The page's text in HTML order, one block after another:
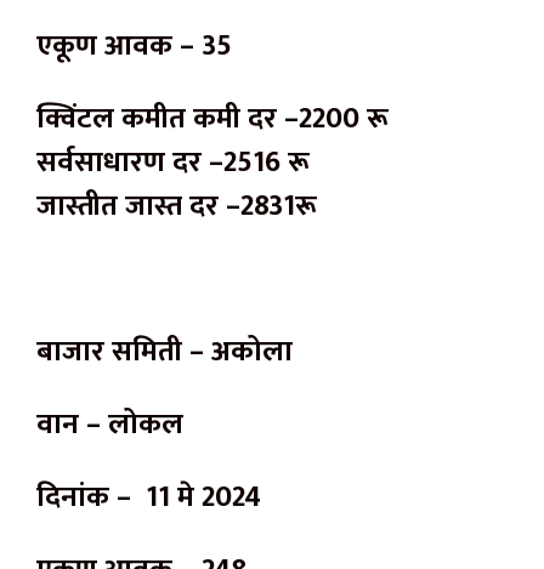
एकूण आवक – 35
क्विंटल कमीत कमी दर –2200 रू
सर्वसाधारण दर –2516 रू
जास्तीत जास्त दर –2831रू
बाजार समिती – अकोला
वान – लोकल
दिनांक – 11 मे 2024